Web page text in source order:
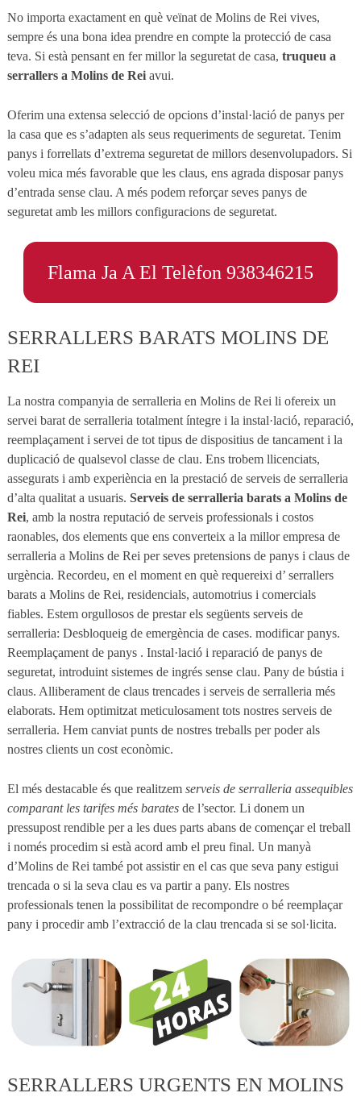
No importa exactament en què veïnat de Molins de Rei vives,
sempre és una bona idea prendre en compte la protecció de casa
teva. Si està pensant en fer millor la seguretat de casa, truqueu a
serrallers a Molins de Reiavui.
Oferim una extensa selecció de opcions d’instal·lació de panys per
la casa que es s’adapten als seus requeriments de seguretat. Tenim
panys i forrellats d’extrema seguretat de millors desenvolupadors. Si
voleu mica més favorable que les claus, ens agrada disposar panys
d’entrada sense clau. A més podem reforçar seves panys de
seguretat amb les millors configuracions de seguretat.
Flama Ja A El Telèfon 938346215
SERRALLERS BARATS MOLINS DE
REI
La nostra companyia de serralleria en Molins de Rei li ofereix un
servei barat de serralleria totalment íntegre i la instal·lació, reparació,
reemplaçament i servei de tot tipus de dispositius de tancament i la
duplicació de qualsevol classe de clau. Ens trobem llicenciats,
assegurats i amb experiència en la prestació de serveis de serralleria
d’alta qualitat a usuaris. Serveis de serralleria barats a Molins de
Rei, amb la nostra reputació de serveis professionals i costos
raonables, dos elements que ens converteix a la millor empresa de
serralleria a Molins de Rei per seves pretensions de panys i claus de
urgència. Recordeu, en el moment en què requereixi d’ serrallers
barats a Molins de Rei, residencials, automotrius i comercials
fiables. Estem orgullosos de prestar els següents serveis de
serralleria: Desbloqueig de emergència de cases. modificar panys.
Reemplaçament de panys . Instal·lació i reparació de panys de
seguretat, introduint sistemes de ingrés sense clau. Pany de bústia i
claus. Alliberament de claus trencades i serveis de serralleria més
elaborats. Hem optimitzat meticulosament tots nostres serveis de
serralleria. Hem canviat punts de nostres treballs per poder als
nostres clients un cost econòmic.
El més destacable és que realitzem serveis de serralleria assequibles
comparant les tarifes més baratesde l’sector. Li donem un
pressupost rendible per a les dues parts abans de començar el treball
i només procedim si està acord amb el preu final. Un manyà
d’Molins de Rei també pot assistir en el cas que seva pany estigui
trencada o si la seva clau es va partir a pany. Els nostres
professionals tenen la possibilitat de recompondre o bé reemplaçar
pany i procedir amb l’extracció de la clau trencada si se sol·licita.
SERRALLERS URGENTS EN MOLINS